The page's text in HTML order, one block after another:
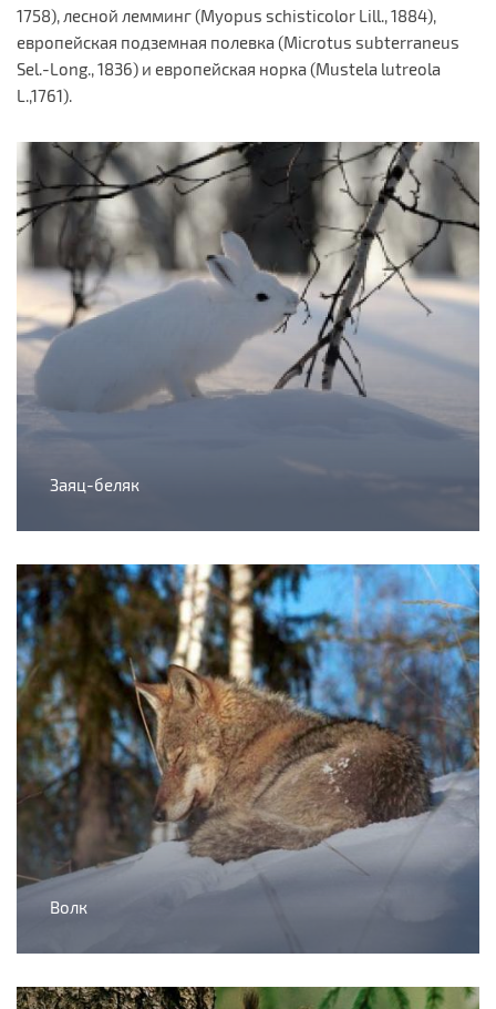
1758), лесной лемминг (Myopus schisticolor Lill., 1884),
европейская подземная полевка (Microtus subterraneus
Sel.-Long., 1836) и европейская норка (Mustela lutreola
L.,1761).
Заяц-беляк
Волк